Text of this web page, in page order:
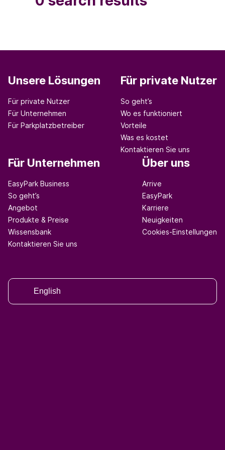
Unsere Lösungen
Für private Nutzer
Für Unternehmen
Für Parkplatzbetreiber
Für private Nutzer
So geht’s
Wo es funktioniert
Vorteile
Was es kostet
Kontaktieren Sie uns
Für Unternehmen
EasyPark Business
So geht’s
Angebot
Produkte & Preise
Wissensbank
Kontaktieren Sie uns
Über uns
Arrive
EasyPark
Karriere
Neuigkeiten
Cookies-Einstellungen
English